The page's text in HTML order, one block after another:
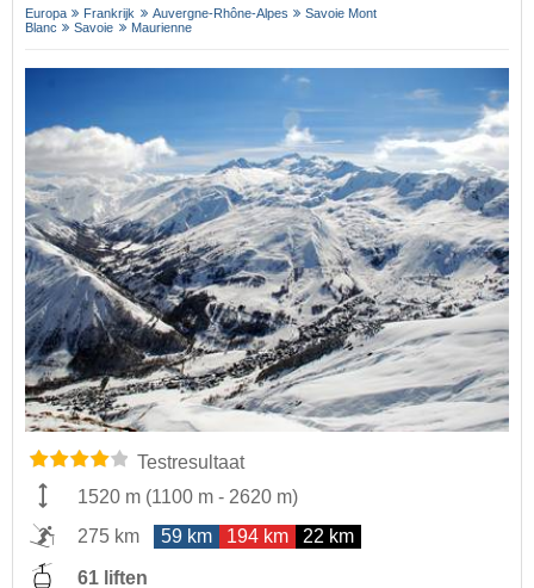
Europa Frankrijk Auvergne-Rhône-Alpes
Savoie Mont
Blanc
Savoie Maurienne
Testresultaat
1520 m (1100 m - 2620 m)
275 km
59 km 194 km 22 km
61 liften